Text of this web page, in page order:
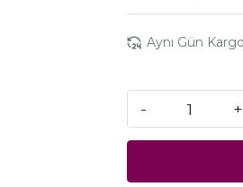
Aynı Gün Kargo
- +